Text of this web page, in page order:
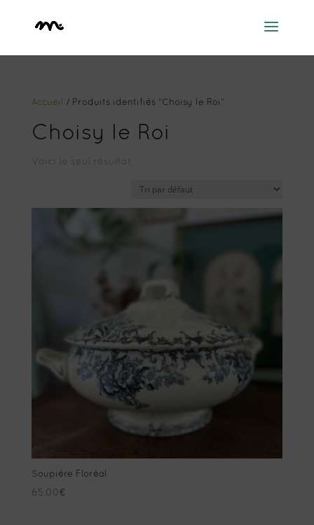
Accueil / Produits identifiés “Choisy le Roi”
Choisy le Roi
Voici le seul résultat
Soupière Floréal
65.00€